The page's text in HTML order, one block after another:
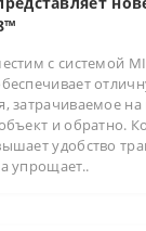
с системой
затрачиваемое на
и обратно.
удобство
упрощает..